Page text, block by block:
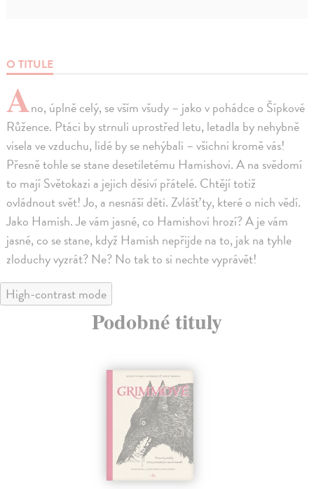
O TITULE
Ano, úplně celý, se vším všudy – jako v pohádce o Šípkové
Růžence. Ptáci by strnuli uprostřed letu, letadla by nehybně
visela ve vzduchu, lidé by se nehýbali – všichni kromě vás!
Přesně tohle se stane desetiletému Hamishovi. A na svědomí
to mají Světokazi a jejich děsiví přátelé. Chtějí totiž
ovládnout svět! Jo, a nesnáší děti. Zvlášť ty, které o nich vědí.
Jako Hamish. Je vám jasné, co Hamishovi hrozí? A je vám
jasné, co se stane, když Hamish nepřijde na to, jak na tyhle
zloduchy vyzrát? Ne? No tak to si nechte vyprávět!
High-contrast mode
Podobné tituly